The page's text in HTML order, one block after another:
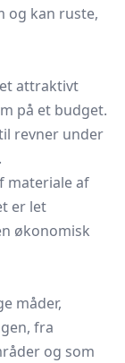
og kan ruste,
attraktivt
på et budget.
revner under
materiale af
er let
økonomisk
måder,
fra
og som